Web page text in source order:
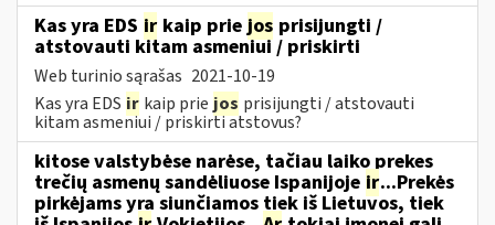
Kas yra EDS ir kaip prie jos prisijungti /
atstovauti kitam asmeniui / priskirti
Web turinio sąrašas 2021-10-19
Kas yra EDS ir kaip prie jos prisijungti / atstovauti
kitam asmeniui / priskirti atstovus?
kitose valstybėse narėse, tačiau laiko prekes
trečių asmenų sandėliuose Ispanijoje ir...Prekės
pirkėjams yra siunčiamos tiek iš Lietuvos, tiek